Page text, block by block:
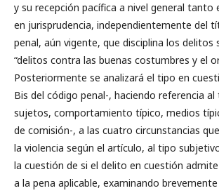
y su recepción pacífica a nivel general tanto
en jurisprudencia, independientemente del
penal, aún vigente, que disciplina los delitos
“delitos contra las buenas costumbres y el
Posteriormente se analizará el tipo en
Bis del código penal-, haciendo referencia
sujetos, comportamiento típico, medios
de comisión-, a las cuatro circunstancias
la violencia según el artículo, al tipo
la cuestión de si el delito en cuestión
a la pena aplicable, examinando